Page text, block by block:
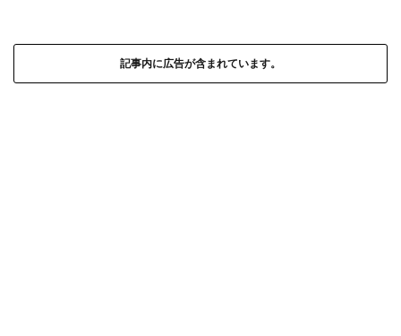
記事内に広告が含まれています。